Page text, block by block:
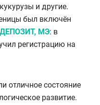
и другие.
был включён
ДЕПОЗИТ, МЭ: в
регистрацию на
отличное состояние
развитие.